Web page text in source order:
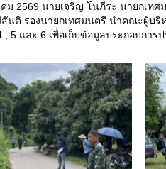
ม 2569 นายเจริญ โนภีระ นายกเท
สันติ รองนายกเทศมนตรี นำคณะผู้บ
5 และ 6 เพื่อเก็บข้อมูลประกอบกา